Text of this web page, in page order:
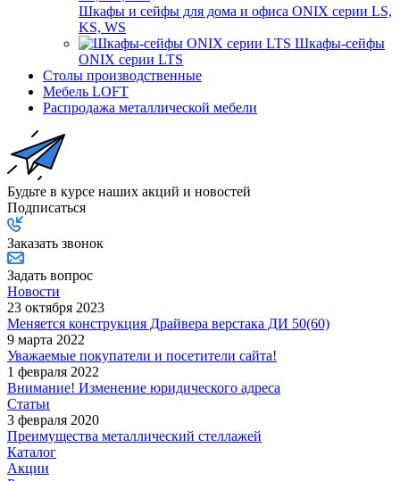
Шкафы и сейфы для дома и офиса ONIX серии LS,
KS, WS
Шкафы-сейфы
ONIX серии LTS
Столы производственные
Мебель LOFT
Распродажа металлической мебели
Будьте в курсе наших акций и новостей
Подписаться
Заказать звонок
Задать вопрос
Новости
23 октября 2023
Меняется конструкция Драйвера верстака ДИ 50(60)
9 марта 2022
Уважаемые покупатели и посетители сайта!
1 февраля 2022
Внимание! Изменение юридического адреса
Статьи
3 февраля 2020
Преимущества металлический стеллажей
Каталог
Акции